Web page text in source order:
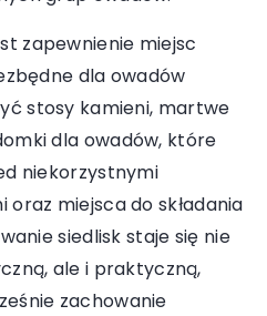
zapewnienie miejsc
dla owadów
stosy kamieni, martwe
dla owadów, które
niekorzystnymi
miejsca do składania
siedlisk staje się nie
ale i praktyczną,
zachowanie